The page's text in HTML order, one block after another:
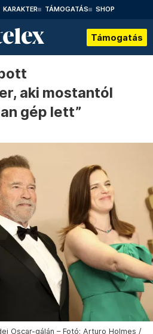
KARAKTER TÁMOGATÁS SHOP
Támogatás
aki mostantól
gép lett”
Oscar-gálán – Fotó: Arturo Holmes /